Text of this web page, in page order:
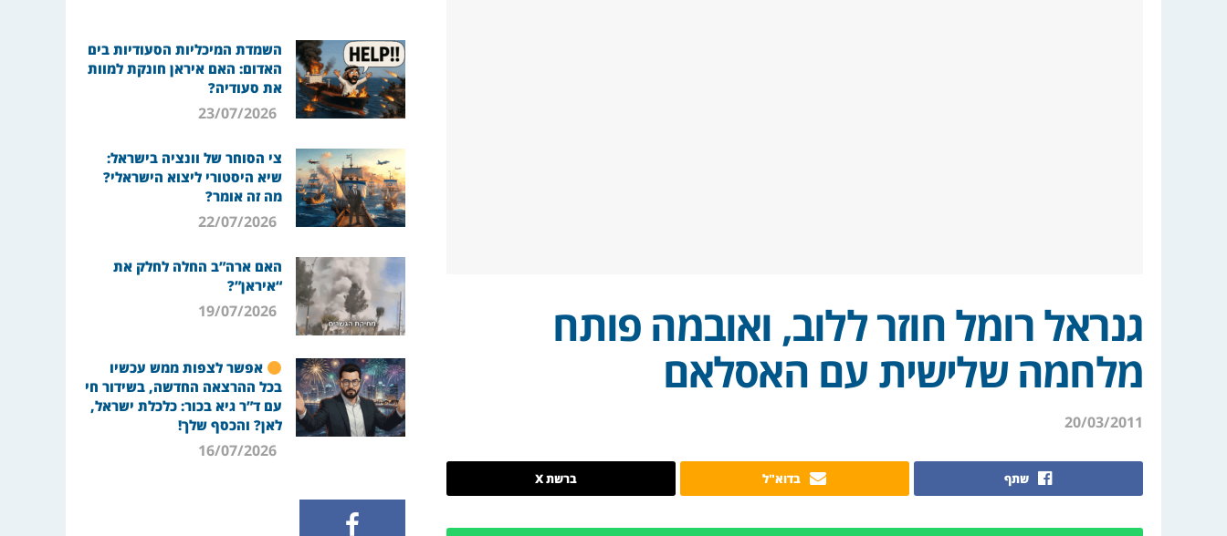
גנראל רומל חוזר ללוב, ואובמה פותח
מלחמה שלישית עם האסלאם
20/03/2011
שתף בדוא"ל ברשת X
השמדת המיכליות הסעודיות בים
האדום: האם איראן חונקת למוות
את סעודיה?
23/07/2026
צי הסוחר של וונציה בישראל:
שיא היסטורי ליצוא הישראלי?
מה זה אומר?
22/07/2026
האם ארה”ב החלה לחלק את
“איראן”?
19/07/2026
אפשר לצפות ממש עכשיו
בכל ההרצאה החדשה, בשידור חי
עם ד”ר גיא בכור: כלכלת ישראל,
לאן? והכסף שלך!
16/07/2026